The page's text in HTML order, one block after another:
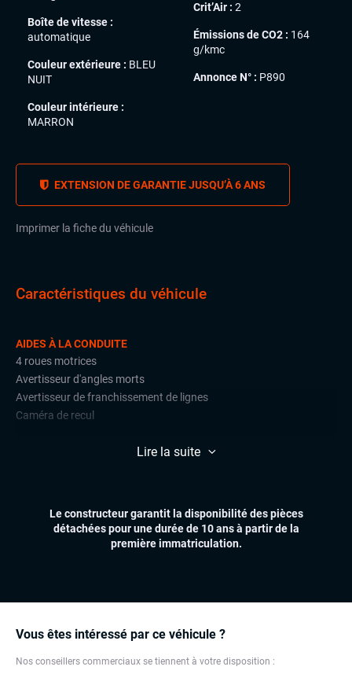
Boîte de vitesse :
automatique
Couleur extérieure : BLEU
NUIT
Couleur intérieure :
MARRON
Crit’Air : 2
Émissions de CO2 : 164
g/kmc
Annonce N° : P890
EXTENSION DE GARANTIE JUSQU’À 6 ANS
Imprimer la fiche du véhicule
Vous êtes intéressé par ce véhicule ?
Nos conseillers commerciaux se tiennent à votre disposition :
Caractéristiques du véhicule
AIDES À LA CONDUITE
4 roues motrices
Avertisseur d'angles morts
Avertisseur de franchissement de lignes
Caméra de recul
Sièges électriques à mémoire
Volant multifonctions
Grand GPS
Suspensions pneumatiques
Lire la suite
Le constructeur garantit la disponibilité des pièces
détachées pour une durée de 10 ans à partir de la
première immatriculation.